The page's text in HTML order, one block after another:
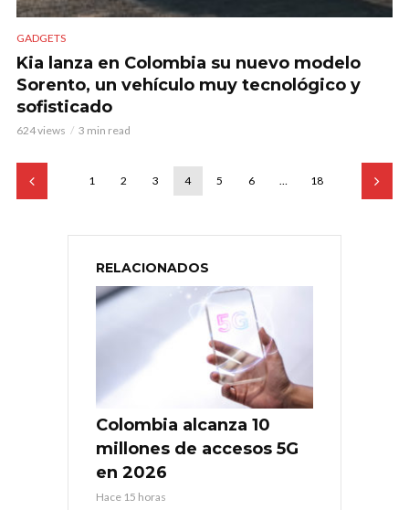
GADGETS
Kia lanza en Colombia su nuevo modelo
Sorento, un vehículo muy tecnológico y
sofisticado
624 views 3 min read
1 2 3 4 5 6 … 18
RELACIONADOS
Colombia alcanza 10
millones de accesos 5G
en 2026
Hace 15 horas